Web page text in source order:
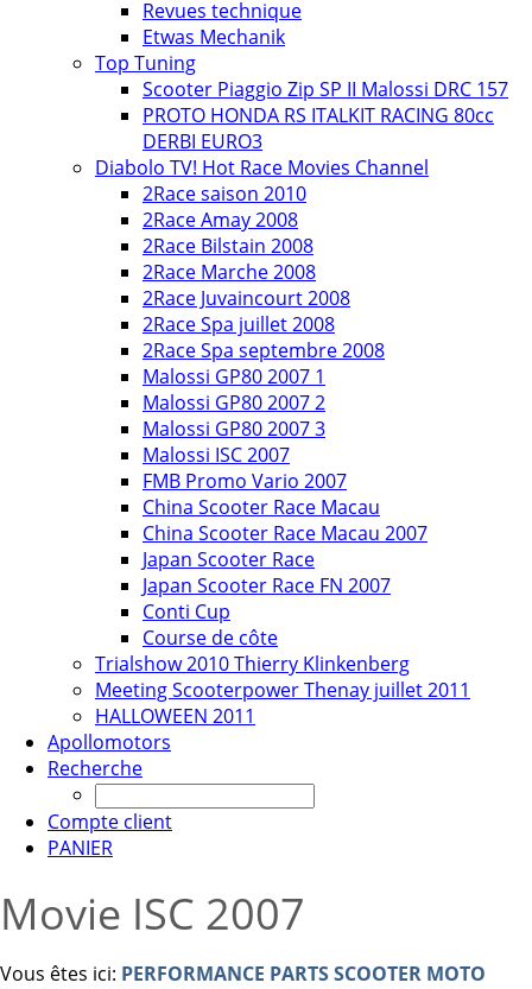
Revues technique
Etwas Mechanik
Top Tuning
Scooter Piaggio Zip SP II Malossi DRC 157
PROTO HONDA RS ITALKIT RACING 80cc
DERBI EURO3
Diabolo TV! Hot Race Movies Channel
2Race saison 2010
2Race Amay 2008
2Race Bilstain 2008
2Race Marche 2008
2Race Juvaincourt 2008
2Race Spa juillet 2008
2Race Spa septembre 2008
Malossi GP80 2007 1
Malossi GP80 2007 2
Malossi GP80 2007 3
Malossi ISC 2007
FMB Promo Vario 2007
China Scooter Race Macau
China Scooter Race Macau 2007
Japan Scooter Race
Japan Scooter Race FN 2007
Conti Cup
Course de côte
Trialshow 2010 Thierry Klinkenberg
Meeting Scooterpower Thenay juillet 2011
HALLOWEEN 2011
Apollomotors
Recherche
Compte client
PANIER
Movie ISC 2007
Vous êtes ici: PERFORMANCE PARTS SCOOTER MOTO